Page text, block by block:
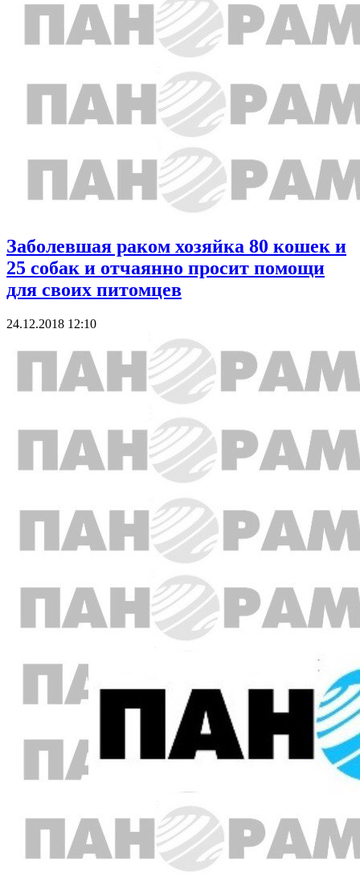
Заболевшая раком хозяйка 80 кошек и
25 собак и отчаянно просит помощи
для своих питомцев
24.12.2018 12:10